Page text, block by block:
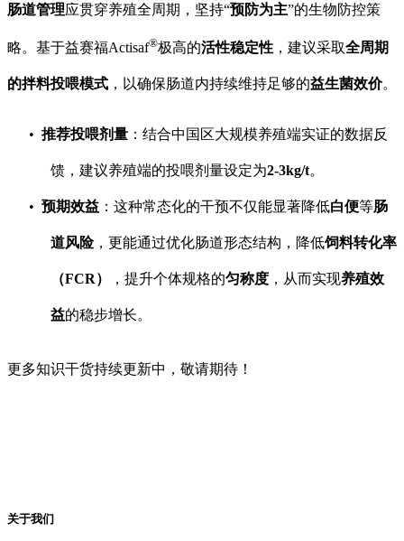
肠道管理应贯穿养殖全周期，坚持“预防为主”的生物防控策
略。基于益赛福Actisaf®极高的活性稳定性 ，建议采取全周期
的拌料投喂模式 ，以确保肠道内持续维持足够的益生菌效价。
推荐投喂剂量 ：结合中国区大规模养殖端实证的数据反
馈，建议养殖端的投喂剂量设定为2-3kg/t。
预期效益 ：这种常态化的干预不仅能显著降低白便等肠
道风险，更能通过优化肠道形态结构，降低饲料转化率
（FCR） ，提升个体规格的匀称度 ，从而实现养殖效
益的稳步增长。
更多知识干货持续更新中，敬请期待！
关于我们